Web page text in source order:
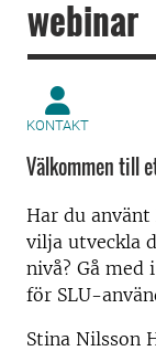
webinar
KONTAKT
Välkommen till
Har du
vilja utveckla
nivå? Gå med
för SLU-
Stina Nilsson